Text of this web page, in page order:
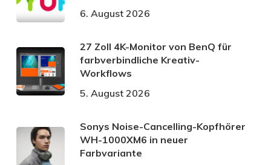
6. August 2026
27 Zoll 4K-Monitor von BenQ für
farbverbindliche Kreativ-
Workflows
5. August 2026
Sonys Noise-Cancelling-Kopfhörer
WH-1000XM6 in neuer
Farbvariante